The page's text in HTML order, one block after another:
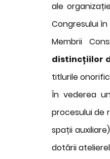
ale
Congresului
Membrii
distincțiilor
titlurile
În vederea
procesului de
spații
dotării